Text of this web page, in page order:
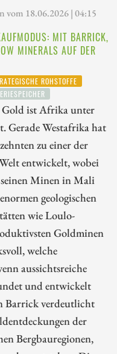
18.06.2026 | 04:15
MIT BARRICK,
MINERALS AUF DER
ROHSTOFFE
ist Afrika unter
Gerade Westafrika hat
zu einer der
entwickelt, wobei
Minen in Mali
geologischen
wie Loulo-
Goldminen
welche
aussichtsreiche
und entwickelt
Barrick verdeutlicht
der
Bergbauregionen,